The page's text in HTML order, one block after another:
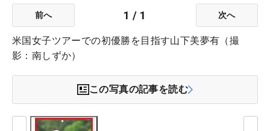
前へ 1 / 1 次へ
米国女子ツアーでの初優勝を目指す山下美夢有（撮
影：南しずか）
この写真の記事を読む